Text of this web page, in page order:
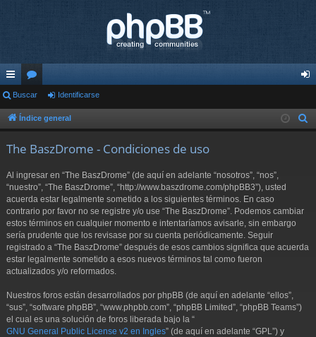
nl
ac
pi
do
s
or
os nti
Buscar Identificarse
Índice general
The BaszDrome - Condiciones de uso
Al ingresar en “The BaszDrome” (de aquí en adelante “nosotros”, “nos”,
“nuestro”, “The BaszDrome”, “http://www.baszdrome.com/phpBB3”), usted
acuerda estar legalmente sometido a los siguientes términos. En caso
contrario por favor no se registre y/o use “The BaszDrome”. Podemos cambiar
estos términos en cualquier momento e intentaríamos avisarle, sin embargo
sería prudente que los revisase por su cuenta periódicamente. Seguir
registrado a “The BaszDrome” después de esos cambios significa que acuerda
estar legalmente sometido a esos nuevos términos tal como fueron
actualizados y/o reformados.
Nuestros foros están desarrollados por phpBB (de aquí en adelante “ellos”,
“sus”, “software phpBB”, “www.phpbb.com”, “phpBB Limited”, “phpBB Teams”)
el cual es una solución de foros liberada bajo la “
GNU General Public License v2 en Ingles” (de aquí en adelante “GPL”) y